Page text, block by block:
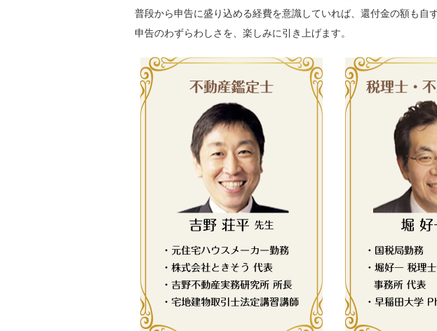
普段から申告に盛り込める経費を意識していれば、還付金の額も自
申告のわずらわしさを、楽しみに引き上げます。